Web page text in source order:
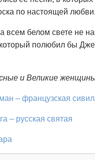
по настоящей любви.
всем белом свете не
полюбил бы
и Великие
– французская
– русская святая